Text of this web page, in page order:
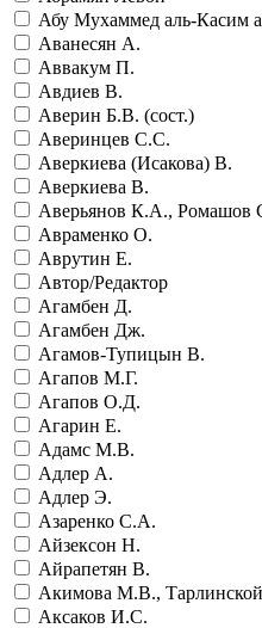
Абу Мухаммед аль-Касим
Аванесян А.
Аввакум П.
Авдиев В.
Аверин Б.В. (сост.)
Аверинцев С.С.
Аверкиева (Исакова) В.
Аверкиева В.
Аверьянов К.А., Ромашов
Авраменко О.
Аврутин Е.
Автор/Редактор
Агамбен Д.
Агамбен Дж.
Агамов-Тупицын В.
Агапов М.Г.
Агапов О.Д.
Агарин Е.
Адамс М.В.
Адлер А.
Адлер Э.
Азаренко С.А.
Айзексон Н.
Айрапетян В.
Акимова М.В.,
Аксаков И.С.